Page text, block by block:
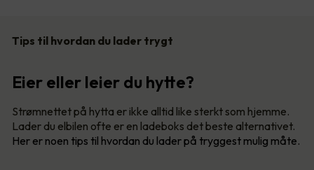
Tips til hvordan du lader trygt
Eier eller leier du hytte?
Strømnettet på hytta er ikke alltid like sterkt som hjemme.
Lader du elbilen ofte er en ladeboks det beste alternativet.
Her er noen tips til hvordan du lader på tryggest mulig måte.